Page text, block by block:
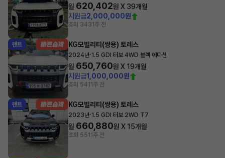
월 620,402원 X 39개월
지원금2,000,000원
조회 3431주 전
렌트 KG모빌리티(쌍용) 토레스
2024년·1.5 GDI 터보 4WD 블랙 에디션
월 650,760원 X 19개월
지원금1,000,000원
조회 541 1주 전
렌트 KG모빌리티(쌍용) 토레스
2023년·1.5 GDI 터보 2WD T7
월 660,880원 X 15개월
조회 551 1주 전